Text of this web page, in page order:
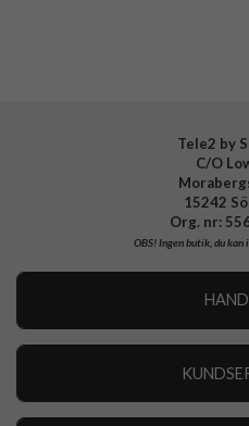
Tele2 by
C/O
15242
Org. nr:
OBS!Ingen butik, du kan